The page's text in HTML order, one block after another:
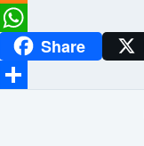
Meneame
WhatsAppShare